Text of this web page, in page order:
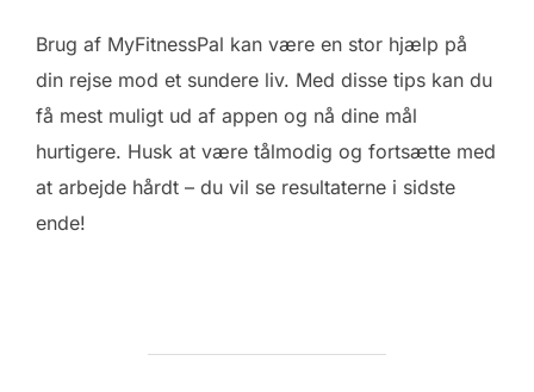
Brug af MyFitnessPal kan være en stor hjælp på
din rejse mod et sundere liv. Med disse tips kan du
få mest muligt ud af appen og nå dine mål
hurtigere. Husk at være tålmodig og fortsætte med
at arbejde hårdt – du vil se resultaterne i sidste
ende!